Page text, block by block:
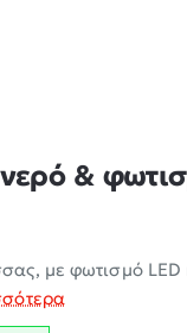
&
με φωτισμό